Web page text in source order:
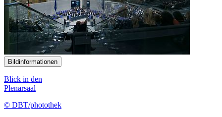
Bildinformationen
Blick in den
Plenarsaal
© DBT/photothek